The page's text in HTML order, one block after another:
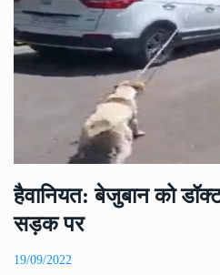
हैवानियत: बेजुबान को
सड़क पर
19/09/2022